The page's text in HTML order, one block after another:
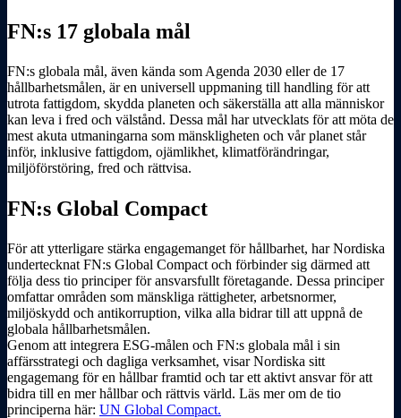
FN:s 17 globala mål
FN:s globala mål, även kända som Agenda 2030 eller de 17
hållbarhetsmålen, är en universell uppmaning till handling för att
utrota fattigdom, skydda planeten och säkerställa att alla människor
kan leva i fred och välstånd. Dessa mål har utvecklats för att möta de
mest akuta utmaningarna som mänskligheten och vår planet står
inför, inklusive fattigdom, ojämlikhet, klimatförändringar,
miljöförstöring, fred och rättvisa.
FN:s Global Compact
För att ytterligare stärka engagemanget för hållbarhet, har Nordiska
undertecknat FN:s Global Compact och förbinder sig därmed att
följa dess tio principer för ansvarsfullt företagande. Dessa principer
omfattar områden som mänskliga rättigheter, arbetsnormer,
miljöskydd och antikorruption, vilka alla bidrar till att uppnå de
globala hållbarhetsmålen.
Genom att integrera ESG-målen och FN:s globala mål i sin
affärsstrategi och dagliga verksamhet, visar Nordiska sitt
engagemang för en hållbar framtid och tar ett aktivt ansvar för att
bidra till en mer hållbar och rättvis värld. Läs mer om de tio
principerna här: UN Global Compact.